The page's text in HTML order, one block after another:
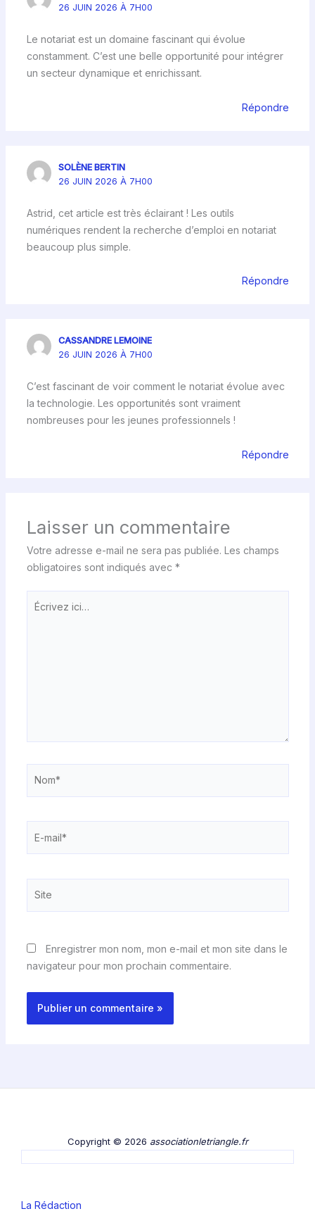
26 JUIN 2026 À 7H00
Le notariat est un domaine fascinant qui évolue
constamment. C’est une belle opportunité pour intégrer
un secteur dynamique et enrichissant.
Répondre
SOLÈNE BERTIN
26 JUIN 2026 À 7H00
Astrid, cet article est très éclairant ! Les outils
numériques rendent la recherche d’emploi en notariat
beaucoup plus simple.
Répondre
CASSANDRE LEMOINE
26 JUIN 2026 À 7H00
C’est fascinant de voir comment le notariat évolue avec
la technologie. Les opportunités sont vraiment
nombreuses pour les jeunes professionnels !
Répondre
Laisser un commentaire
Votre adresse e-mail ne sera pas publiée. Les champs
obligatoires sont indiqués avec *
Écrivez
mail*
Enregistrer mon nom, mon e-mail et mon site dans le
navigateur pour mon prochain commentaire.
Copyright © 2026 associationletriangle.fr
La Rédaction